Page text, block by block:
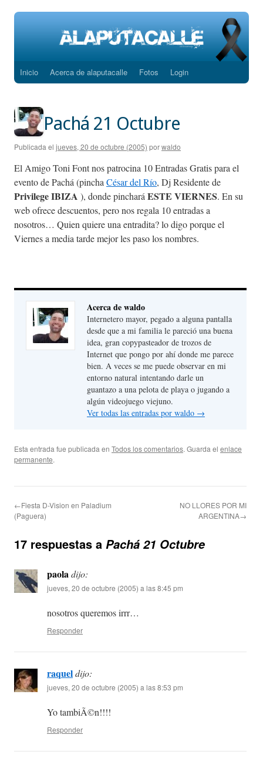
Saltar
contenido
Inicio Acerca de alaputacalle Fotos Login
Pachá 21 Octubre
Publicada el jueves, 20 de octubre (2005) porwaldo
El Amigo Toni Font nos patrocina 10 Entradas Gratis para el
evento de Pachá (pinchaCésar del Río, Dj Residente de
Privilege IBIZA ), donde pincharáESTE VIERNES. En su
web ofrece descuentos, pero nos regala 10 entradas a
nosotros… Quien quiere una entradita? lo digo porque el
Viernes a media tarde mejor les paso los nombres.
Acerca de waldo
Internetero mayor, pegado a alguna pantalla
desde que a mi familia le pareció una buena
idea, gran copypasteador de trozos de
Internet que pongo por ahí donde me parece
bien. A veces se me puede observar en mi
entorno natural intentando darle un
guantazo a una pelota de playa o jugando a
algún videojuego viejuno.
Ver todas las entradas por waldo →
Esta entrada fue publicada en Todos los comentarios. Guarda el enlace
permanente.
←Fiesta D-Vision en Paladium
(Paguera)
NO LLORES POR MI
ARGENTINA→
17 respuestas a Pachá 21 Octubre
paoladijo:
jueves, 20 de octubre (2005) a las 8:45 pm
nosotros queremos irrr…
Responder
raqueldijo:
jueves, 20 de octubre (2005) a las 8:53 pm
Yo tambiÃ©n!!!!
Responder